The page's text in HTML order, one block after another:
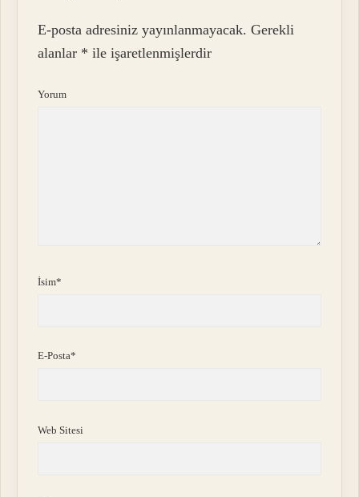
E-posta adresiniz yayınlanmayacak. Gerekli
alanlar * ile işaretlenmişlerdir
Yorum
İsim*
E-Posta*
Web Sitesi